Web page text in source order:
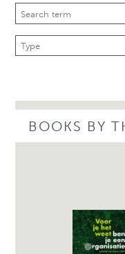
BOOKS BY